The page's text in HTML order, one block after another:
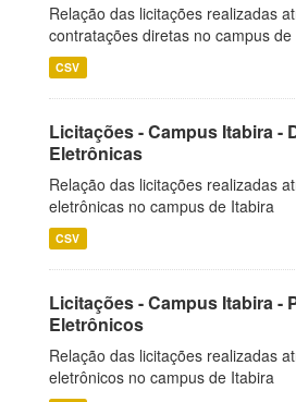
Relação das licitações realizadas
contratações diretas no campus
CSV
Licitações - Campus Itabira -
Eletrônicas
Relação das licitações realizadas
eletrônicas no campus de Itabira
CSV
Licitações - Campus Itabira -
Eletrônicos
Relação das licitações realizadas
eletrônicos no campus de Itabira